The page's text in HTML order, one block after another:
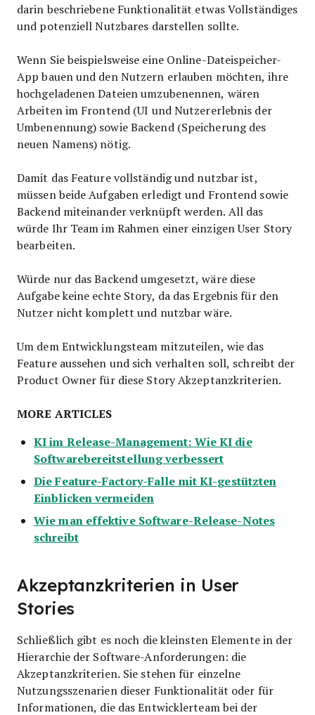
darin beschriebene Funktionalität etwas Vollständiges
und potenziell Nutzbares darstellen sollte.
Wenn Sie beispielsweise eine Online-Dateispeicher-
App bauen und den Nutzern erlauben möchten, ihre
hochgeladenen Dateien umzubenennen, wären
Arbeiten im Frontend (UI und Nutzererlebnis der
Umbenennung) sowie Backend (Speicherung des
neuen Namens) nötig.
Damit das Feature vollständig und nutzbar ist,
müssen beide Aufgaben erledigt und Frontend sowie
Backend miteinander verknüpft werden. All das
würde Ihr Team im Rahmen einer einzigen User Story
bearbeiten.
Würde nur das Backend umgesetzt, wäre diese
Aufgabe keine echte Story, da das Ergebnis für den
Nutzer nicht komplett und nutzbar wäre.
Um dem Entwicklungsteam mitzuteilen, wie das
Feature aussehen und sich verhalten soll, schreibt der
Product Owner für diese Story Akzeptanzkriterien.
MORE ARTICLES
KI im Release-Management: Wie KI die
Softwarebereitstellung verbessert
Die Feature-Factory-Falle mit KI-gestützten
Einblicken vermeiden
Wie man effektive Software-Release-Notes
schreibt
Akzeptanzkriterien in User
Stories
Schließlich gibt es noch die kleinsten Elemente in der
Hierarchie der Software-Anforderungen: die
Akzeptanzkriterien. Sie stehen für einzelne
Nutzungsszenarien dieser Funktionalität oder für
Informationen, die das Entwicklerteam bei der